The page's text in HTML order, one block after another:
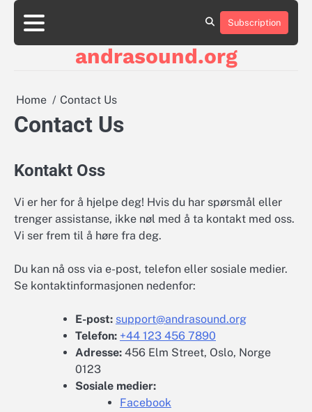
Skip
content
About
Contact
Cookie
Privacy
Sitemap
Terms
Conditions
Subscription
andrasound.org
Home Contact Us
Contact Us
Kontakt Oss
Vi er her for å hjelpe deg! Hvis du har spørsmål eller
trenger assistanse, ikke nøl med å ta kontakt med oss.
Vi ser frem til å høre fra deg.
Du kan nå oss via e-post, telefon eller sosiale medier.
Se kontaktinformasjonen nedenfor:
E-post: support@andrasound.org
Telefon: +44 123 456 7890
Adresse: 456 Elm Street, Oslo, Norge
0123
Sosiale medier:
Facebook